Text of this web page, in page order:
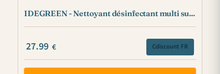
IDEGREEN - Nettoyant désinfectant multi su...
27.99 € Cdiscount FR